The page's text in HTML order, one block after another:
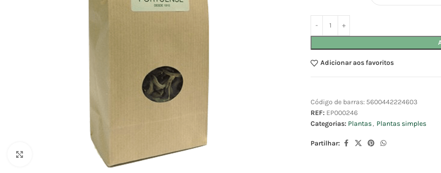
Adicionar aos favoritos
Código de barras: 5600442224603
REF: EP000246
Categorias: Plantas, Plantas simples
Partilhar: